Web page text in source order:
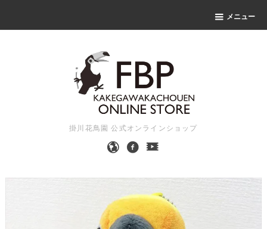
メニュー
掛川花鳥園 公式オンラインショップ